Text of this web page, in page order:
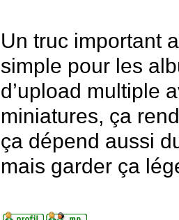
Un truc important
simple pour les
d’upload multiple
miniatures, ça
ça dépend aussi
mais garder ça